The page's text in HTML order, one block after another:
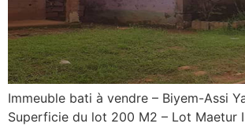
Immeuble bati à vendre – Biyem-Assi
Superficie du lot 200 M2 – Lot Maetur